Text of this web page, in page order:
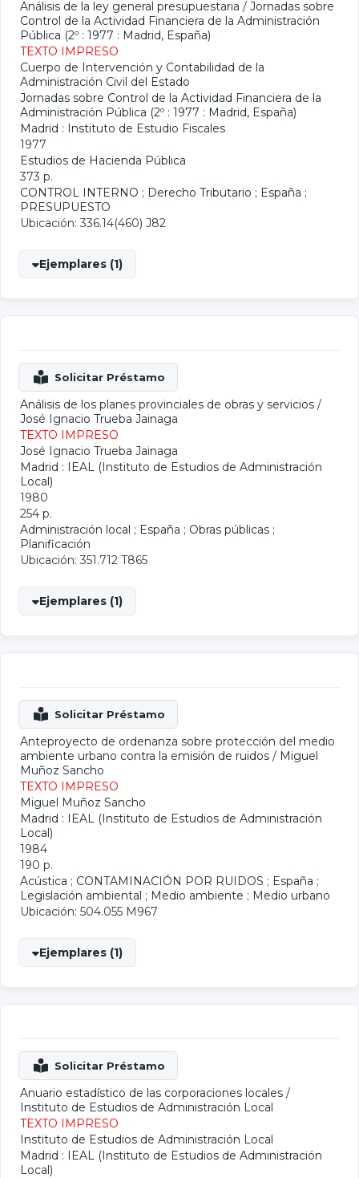
Análisis de la ley general presupuestaria / Jornadas sobre
Control de la Actividad Financiera de la Administración
Pública (2º : 1977 : Madrid, España)
TEXTO IMPRESO
Cuerpo de Intervención y Contabilidad de la
Administración Civil del Estado
Jornadas sobre Control de la Actividad Financiera de la
Administración Pública (2º : 1977 : Madrid, España)
Madrid : Instituto de Estudio Fiscales
1977
Estudios de Hacienda Pública
373 p.
CONTROL INTERNO ; Derecho Tributario ; España ;
PRESUPUESTO
Ubicación: 336.14(460) J82
Ejemplares (1)
Análisis de los planes provinciales de obras y servicios /
José Ignacio Trueba Jainaga
TEXTO IMPRESO
José Ignacio Trueba Jainaga
Madrid : IEAL (Instituto de Estudios de Administración
Local)
1980
254 p.
Administración local ; España ; Obras públicas ;
Planificación
Ubicación: 351.712 T865
Ejemplares (1)
Anteproyecto de ordenanza sobre protección del medio
ambiente urbano contra la emisión de ruidos / Miguel
Muñoz Sancho
TEXTO IMPRESO
Miguel Muñoz Sancho
Madrid : IEAL (Instituto de Estudios de Administración
Local)
1984
190 p.
Acústica ; CONTAMINACIÓN POR RUIDOS ; España ;
Legislación ambiental ; Medio ambiente ; Medio urbano
Ubicación: 504.055 M967
Ejemplares (1)
Anuario estadístico de las corporaciones locales /
Instituto de Estudios de Administración Local
TEXTO IMPRESO
Instituto de Estudios de Administración Local
Madrid : IEAL (Instituto de Estudios de Administración
Local)